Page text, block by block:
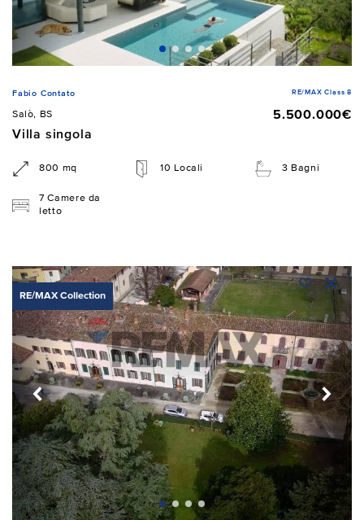
Fabio Contato RE/MAX Class 8
Salò, BS
5.500.000€
Villa singola
800 mq 10 Locali 3 Bagni
7 Camere da
letto
RE/MAX Collection